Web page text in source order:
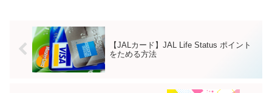
【JALカード】JAL Life Status ポイント
をためる方法